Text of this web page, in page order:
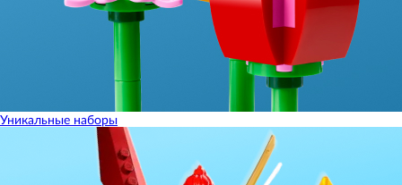
Уникальные наборы